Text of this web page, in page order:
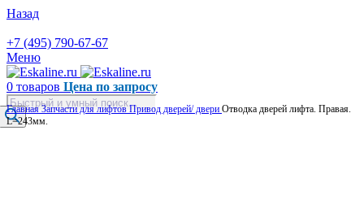
Назад
+7 (495) 790-67-67
Меню
0 товаров Цена по запросу
Поиск
товаров
ГлавнаяЗапчасти для лифтовПривод дверей/ двери Отводка дверей лифта. Правая.
L=243мм.